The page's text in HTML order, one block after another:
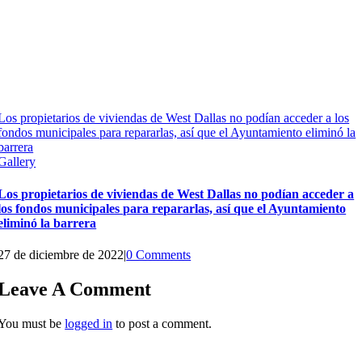
propietarios de viviendas de West Dallas no podían acceder a los
municipales para repararlas, así que el Ayuntamiento eliminó la
propietarios de viviendas de West Dallas no podían acceder a
fondos municipales para repararlas, así que el Ayuntamiento
la barrera
de diciembre de 2022|0 Comments
A Comment
must belogged in to post a comment.